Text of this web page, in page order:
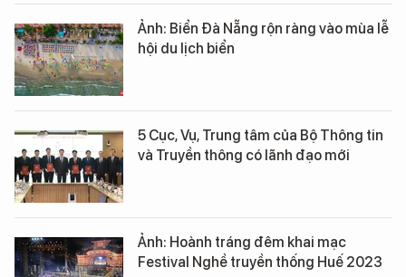
Ảnh: Biển Đà Nẵng rộn ràng vào mùa lễ
hội du lịch biển
5 Cục, Vụ, Trung tâm của Bộ Thông tin
và Truyền thông có lãnh đạo mới
Ảnh: Hoành tráng đêm khai mạc
Festival Nghề truyền thống Huế 2023